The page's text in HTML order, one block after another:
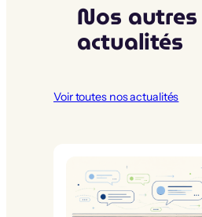
Nos autres
actualités
Voir toutes nos actualités